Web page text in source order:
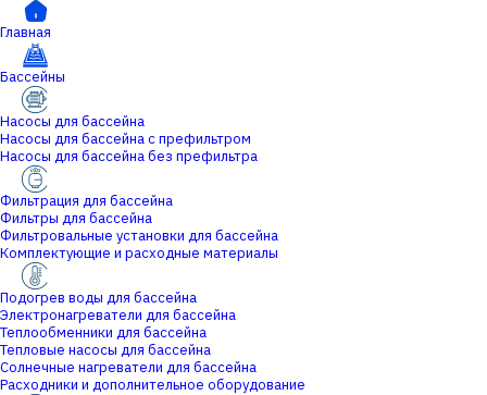
Главная
Бассейны
Насосы для бассейна
Насосы для бассейна с префильтром
Насосы для бассейна без префильтра
Фильтрация для бассейна
Фильтры для бассейна
Фильтровальные установки для бассейна
Комплектующие и расходные материалы
Подогрев воды для бассейна
Электронагреватели для бассейна
Теплообменники для бассейна
Тепловые насосы для бассейна
Солнечные нагреватели для бассейна
Расходники и дополнительное оборудование